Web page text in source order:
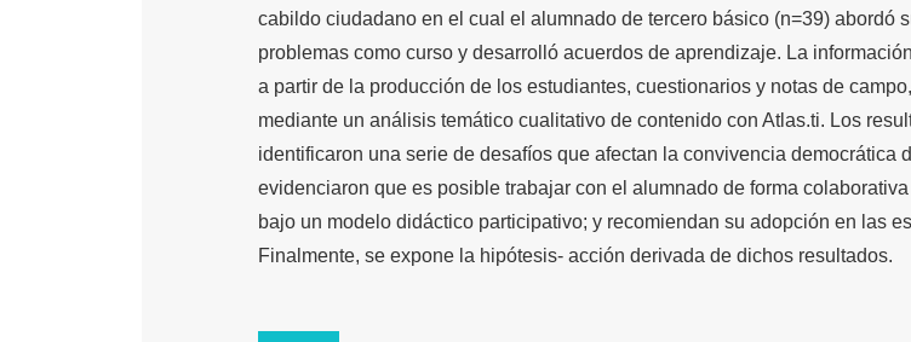
cabildo ciudadano en el cual el alumnado de tercero básico (n=39) abordó
problemas como curso y desarrolló acuerdos de aprendizaje. La
a partir de la producción de los estudiantes, cuestionarios y notas de
mediante un análisis temático cualitativo de contenido con Atlas.ti. Los
identificaron una serie de desafíos que afectan la convivencia democrática
evidenciaron que es posible trabajar con el alumnado de forma
bajo un modelo didáctico participativo; y recomiendan su adopción en las
Finalmente, se expone la hipótesis- acción derivada de dichos resultados.